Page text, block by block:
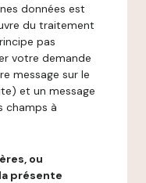
données est
du traitement
pas
votre demande
message sur le
et un message
champs à
ou
présente